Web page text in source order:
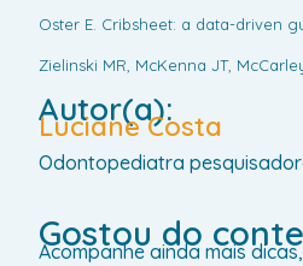
Oster E. Cribsheet: a data-driven
Zielinski MR, McKenna JT,
Autor(a):
Luciane Costa
Odontopediatra
Gostou do
Acompanhe ainda mais